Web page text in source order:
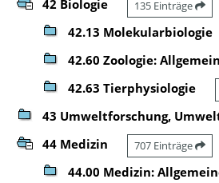
42 Biologie 135 Einträge
42.13 Molekularbiologie
42.60 Zoologie:
42.63 Tierphysiologie
43 Umweltforschung,
44 Medizin 707 Einträge
44.00 Medizin: